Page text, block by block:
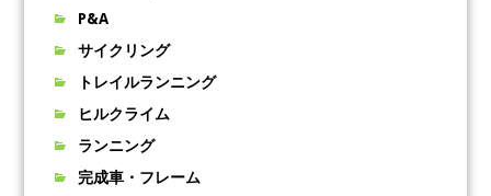
P&A
サイクリング
トレイルランニング
ヒルクライム
ランニング
完成車・フレーム